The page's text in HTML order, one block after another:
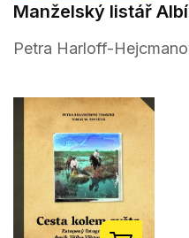
Manželský listář
Petra Harloff-